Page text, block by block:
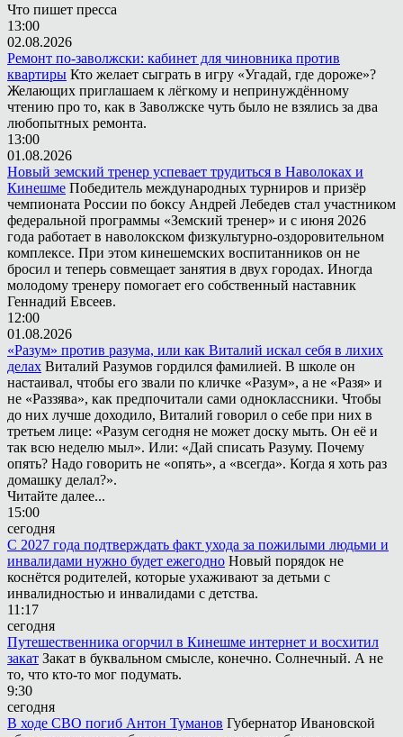
Что пишет пресса
13:00
02.08.2026
Ремонт по-заволжски: кабинет для чиновника против
квартиры Кто желает сыграть в игру «Угадай, где дороже»?
Желающих приглашаем к лёгкому и непринуждённому
чтению про то, как в Заволжске чуть было не взялись за два
любопытных ремонта.
13:00
01.08.2026
Новый земский тренер успевает трудиться в Наволоках и
Кинешме Победитель международных турниров и призёр
чемпионата России по боксу Андрей Лебедев стал участником
федеральной программы «Земский тренер» и с июня 2026
года работает в наволокском физкультурно-оздоровительном
комплексе. При этом кинешемских воспитанников он не
бросил и теперь совмещает занятия в двух городах. Иногда
молодому тренеру помогает его собственный наставник
Геннадий Евсеев.
12:00
01.08.2026
«Разум» против разума, или как Виталий искал себя в лихих
делах Виталий Разумов гордился фамилией. В школе он
настаивал, чтобы его звали по кличке «Разум», а не «Разя» и
не «Раззява», как предпочитали сами одноклассники. Чтобы
до них лучше доходило, Виталий говорил о себе при них в
третьем лице: «Разум сегодня не может доску мыть. Он её и
так всю неделю мыл». Или: «Дай списать Разуму. Почему
опять? Надо говорить не «опять», а «всегда». Когда я хоть раз
домашку делал?».
Читайте далее...
15:00
сегодня
С 2027 года подтверждать факт ухода за пожилыми людьми и
инвалидами нужно будет ежегодно Новый порядок не
коснётся родителей, которые ухаживают за детьми с
инвалидностью и инвалидами с детства.
11:17
сегодня
Путешественника огорчил в Кинешме интернет и восхитил
закат Закат в буквальном смысле, конечно. Солнечный. А не
то, что кто-то мог подумать.
9:30
сегодня
В ходе СВО погиб Антон Туманов Губернатор Ивановской